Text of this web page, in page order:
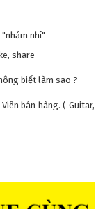
nhí"
share
biết làm sao ?
bán hàng. ( Guitar,